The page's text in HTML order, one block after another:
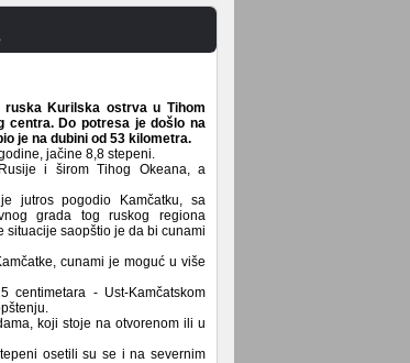
Kurilska ostrva u Tihom
centra. Do potresa je došlo na
je na dubini od 53 kilometra.
jačine 8,8 stepeni.
i širom Tihog Okeana, a
jutros pogodio Kamčatku, sa
grada tog ruskog regiona
situacije saopštio je da bi cunami
cunami je moguć u više
- Ust-Kamčatskom
koji stoje na otvorenom ili u
osetili su se i na severnim